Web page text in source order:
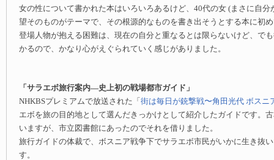
女の性について書かれた本はいろいろあるけど、40代の女 (まさに自分
望そのものがテーマで、その根源的なものを書き出そうとする本に初
登場人物が抱える困難は、現在の自分と重なるとは限らないけど、で
かるので、かなり心がえぐられていく感じがありました。
「サラエボ旅行案内—史上初の戦場都市ガイド」
NHKBSプレミアムで放送された「 街は毎日が銃撃戦〜角田光代 ボスニ
エボを旅の目的地として選んだきっかけとして紹介したガイドです。
いますが、市立図書館にあったのでそれを借りました。
旅行ガイドの体裁で、ボスニア戦争下でサラエボ市民がいかに生き抜
す。